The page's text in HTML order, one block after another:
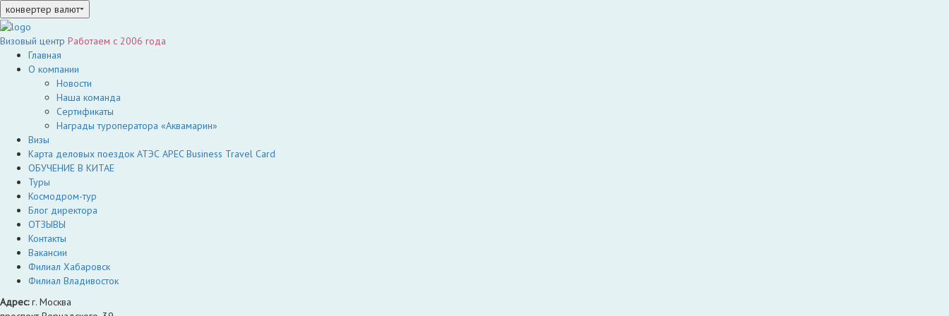
конвертер валют
Визовый центр Работаем c 2006 года
Главная
О компании
Новости
Наша команда
Сертификаты
Награды туроператора «Аквамарин»
Визы
Карта деловых поездок АТЭС APEC Business Travel Card
ОБУЧЕНИЕ В КИТАЕ
Туры
Космодром-тур
Блог директора
ОТЗЫВЫ
Контакты
Вакансии
Филиал Хабаровск
Филиал Владивосток
Адрес:г. Москва